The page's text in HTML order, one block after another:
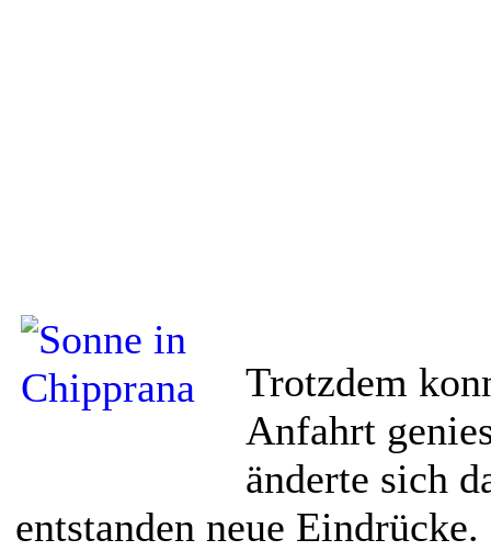
Trotzdem
Anfahrt
änderte sich
entstanden neue Eindrücke.